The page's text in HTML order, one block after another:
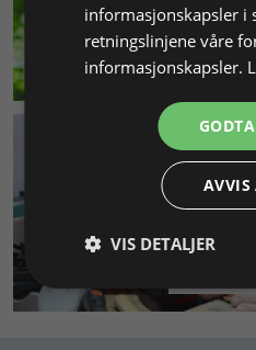
MILJØ &
informasjonskapsler i
retningslinjene våre
informasjonskapsler.
AVVIS
VIS DETALJER